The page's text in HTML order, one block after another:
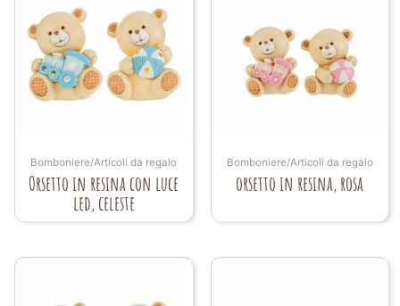
Bomboniere/Articoli da regalo
Orsetto in resina con luce
led, celeste
Bomboniere/Articoli da regalo
orsetto in resina, rosa